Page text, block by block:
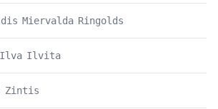
Miervalda Ringolds
Ilva Ilvita
Zintis